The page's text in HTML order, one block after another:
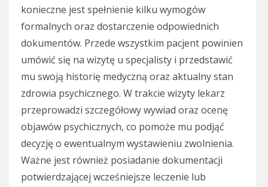
konieczne jest spełnienie kilku wymogów
formalnych oraz dostarczenie odpowiednich
dokumentów. Przede wszystkim pacjent powinien
umówić się na wizytę u specjalisty i przedstawić
mu swoją historię medyczną oraz aktualny stan
zdrowia psychicznego. W trakcie wizyty lekarz
przeprowadzi szczegółowy wywiad oraz ocenę
objawów psychicznych, co pomoże mu podjąć
decyzję o ewentualnym wystawieniu zwolnienia.
Ważne jest również posiadanie dokumentacji
potwierdzającej wcześniejsze leczenie lub